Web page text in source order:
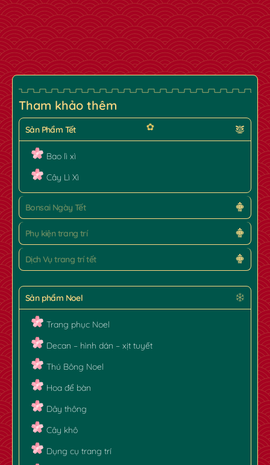
Tham khảo thêm
Sản Phẩm Tết
Bao lì xì
Cây Lì Xì
Bonsai Ngày Tết
Phụ kiện trang trí
Dịch Vụ trang trí tết
Sản phẩm Noel
Trang phục Noel
Decan – hình dán – xịt tuyết
Thú Bông Noel
Hoa để bàn
Dây thông
Cây khô
Dụng cụ trang trí